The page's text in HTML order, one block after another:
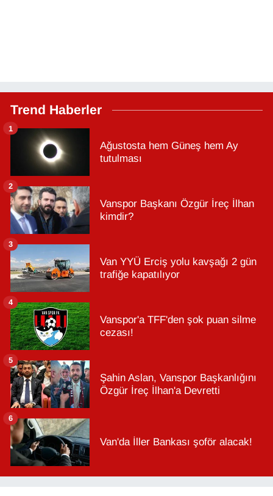
Trend Haberler
Ağustosta hem Güneş hem Ay
tutulması
1
Vanspor Başkanı Özgür İreç İlhan
kimdir?
2
Van YYÜ Erciş yolu kavşağı 2 gün
trafiğe kapatılıyor
3
Vanspor'a TFF'den şok puan silme
cezası!
4
Şahin Aslan, Vanspor Başkanlığını
Özgür İreç İlhan'a Devretti
5
Van'da İller Bankası şoför alacak!
6